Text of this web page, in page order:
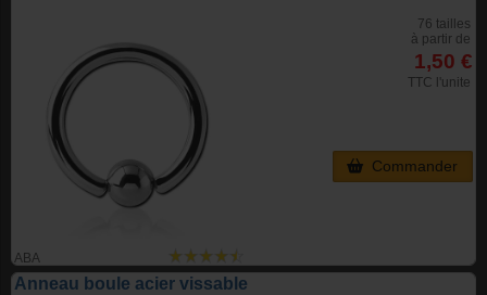
ABA
76 tailles
à partir de
1,50 €
TTC l'unite
Commander
Anneau boule acier vissable